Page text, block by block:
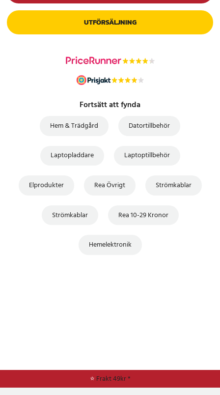
UTFÖRSÄLJNING
Fortsätt att fynda
Hem & Trädgård Datortillbehör
Laptopladdare Laptoptillbehör
Elprodukter Rea Övrigt Strömkablar
Strömkablar Rea 10-29 Kronor
Hemelektronik
⭐ Frakt 49kr *